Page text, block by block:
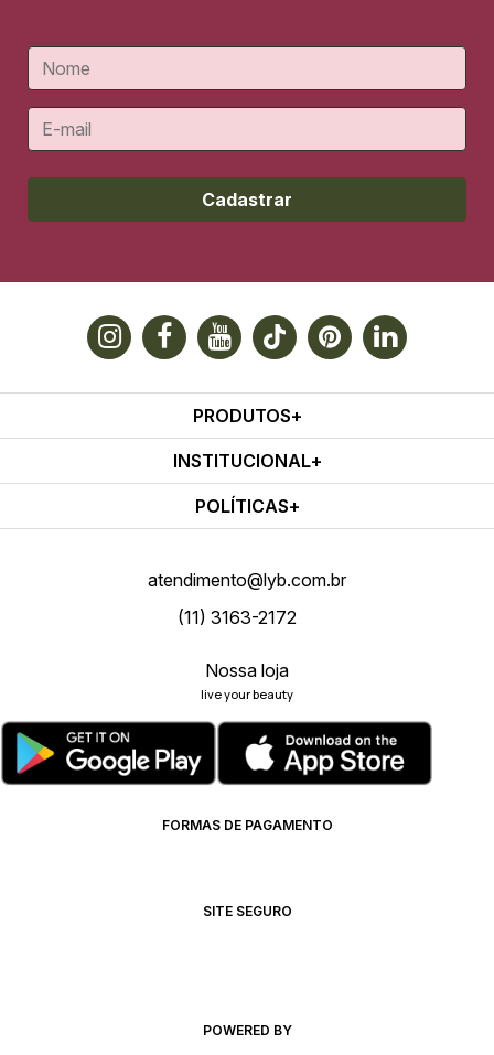
Cadastrar
PRODUTOS
INSTITUCIONAL
POLÍTICAS
atendimento@lyb.com.br
(11) 3163-2172
Nossa loja
live your beauty
FORMAS DE PAGAMENTO
SITE SEGURO
POWERED BY